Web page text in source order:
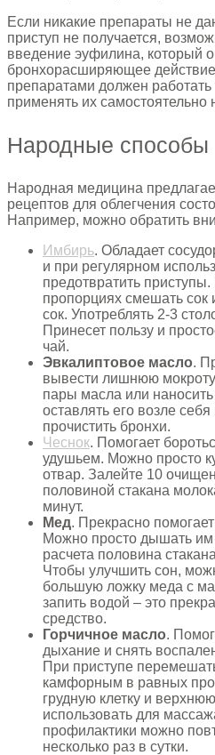
Если никакие препараты не
приступ не получается,
введение эуфилина, который
бронхорасширяющее
препаратами должен работать
применять их самостоятельно
Народные способы
Народная медицина
рецептов для облегчения
Например, можно обратить
Имбирь. Обладает
и при регулярном
предотвратить
пропорциях смешать
сок. Употреблять 2-3
Принесет пользу и
чай.
Эвкалиптовое масло.
вывести лишнюю
пары масла или
оставлять его возле
прочистить бронхи.
Чеснок. Помогает
удушьем. Можно просто
отвар. Залейте 10
половиной стакана
минут.
Мед. Прекрасно
Можно просто дышать им
расчета половина
Чтобы улучшить сон,
большую ложку меда с
запить водой – это
средство.
Горчичное масло.
дыхание и снять
При приступе
камфорным в равных
грудную клетку и
использовать для
профилактики можно
несколько раз в сутки.